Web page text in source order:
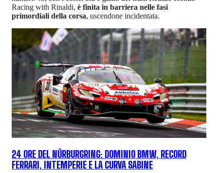
Racing with Rinaldi, è finita in barriera nelle fasi
primordiali della corsa, uscendone incidentata.
24 ORE DEL NÜRBURGRING: DOMINIO BMW, RECORD
FERRARI, INTEMPERIE E LA CURVA SABINE